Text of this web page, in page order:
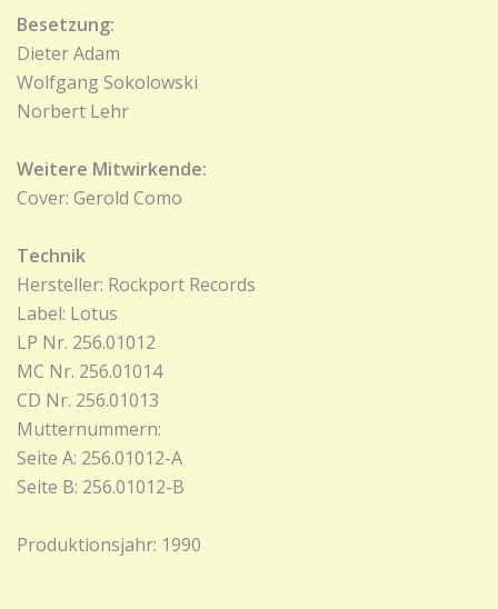
Besetzung:
Dieter Adam
Wolfgang Sokolowski
Norbert Lehr
Weitere Mitwirkende:
Cover: Gerold Como
Technik
Hersteller: Rockport Records
Label: Lotus
LP Nr. 256.01012
MC Nr. 256.01014
CD Nr. 256.01013
Mutternummern:
Seite A: 256.01012-A
Seite B: 256.01012-B
Produktionsjahr: 1990